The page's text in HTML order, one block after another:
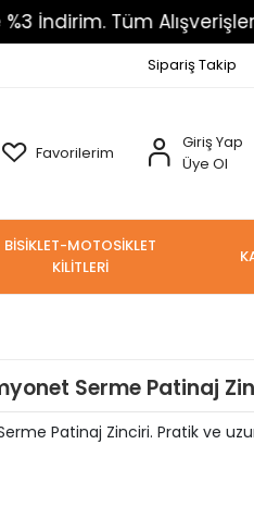
Tüm Alışverişlerinizde
Sipariş Takip
Favorilerim
Giriş Yap
Üye Ol
BİSİKLET-MOTOSİKLET
KİLİTLERİ
Serme Patinaj
Patinaj Zinciri. Pratik ve